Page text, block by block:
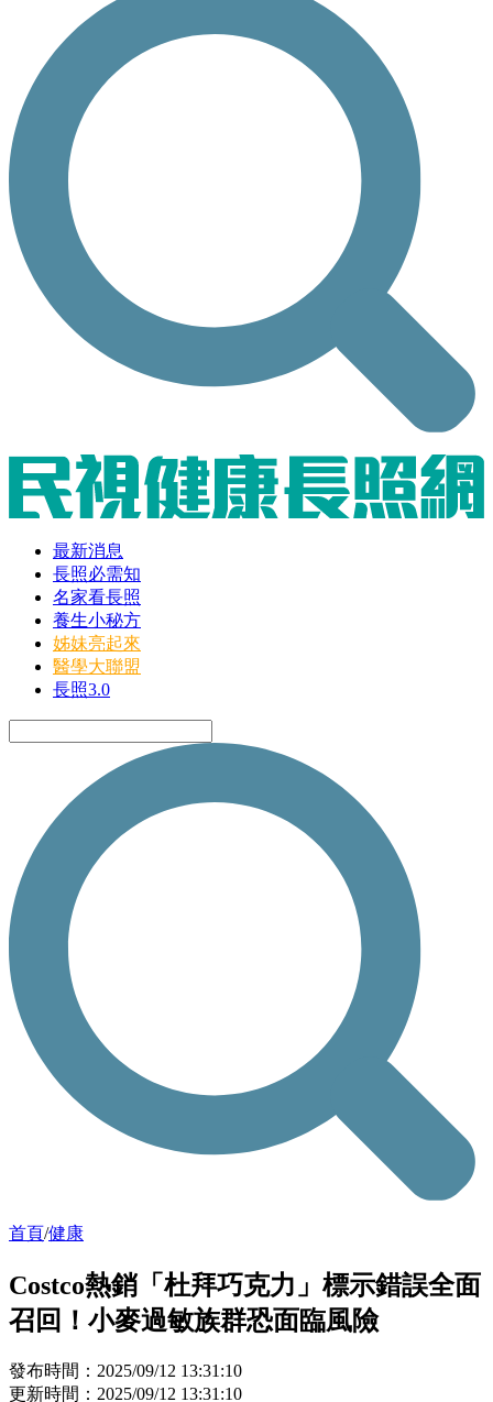
最新消息
長照必需知
名家看長照
養生小秘方
姊妹亮起來
醫學大聯盟
長照3.0
首頁/健康
Costco熱銷「杜拜巧克力」標示錯誤全面
召回！小麥過敏族群恐面臨風險
發布時間：2025/09/12 13:31:10
更新時間：2025/09/12 13:31:10